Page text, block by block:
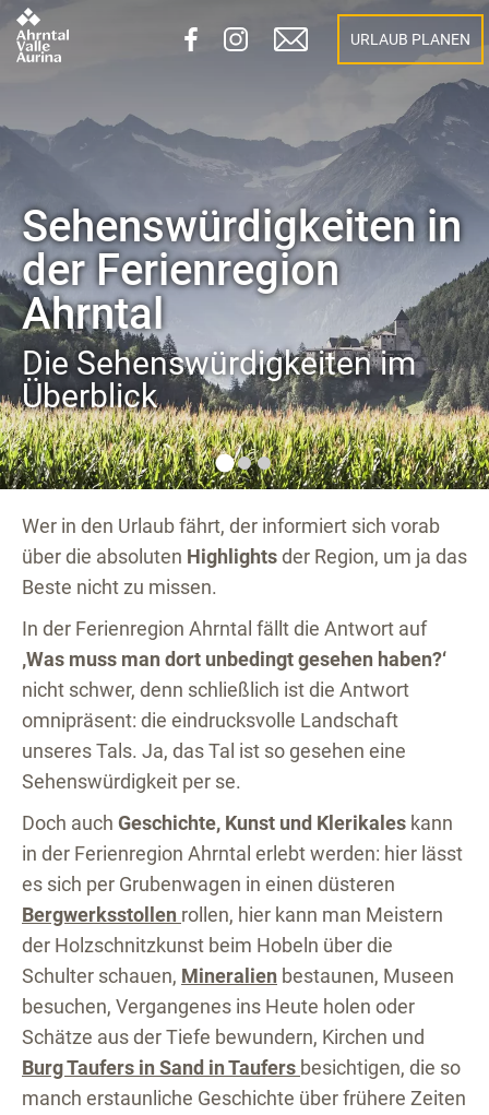
URLAUB PLANEN
Sehenswürdigkeiten in
der Ferienregion
Ahrntal
Die Sehenswürdigkeiten im
Überblick
Wer in den Urlaub fährt, der informiert sich vorab
über die absoluten Highlightsder Region, um ja das
Beste nicht zu missen.
In der Ferienregion Ahrntal fällt die Antwort auf
‚Was muss man dort unbedingt gesehen haben?‘
nicht schwer, denn schließlich ist die Antwort
omnipräsent: die eindrucksvolle Landschaft
unseres Tals. Ja, das Tal ist so gesehen eine
Sehenswürdigkeit per se.
Doch auch Geschichte, Kunst und Klerikales kann
in der Ferienregion Ahrntal erlebt werden: hier lässt
es sich per Grubenwagen in einen düsteren
Bergwerksstollen rollen, hier kann man Meistern
der Holzschnitzkunst beim Hobeln über die
Schulter schauen, Mineralien bestaunen, Museen
besuchen, Vergangenes ins Heute holen oder
Schätze aus der Tiefe bewundern, Kirchen und
Burg Taufers in Sand in Taufers besichtigen, die so
manch erstaunliche Geschichte über frühere Zeiten